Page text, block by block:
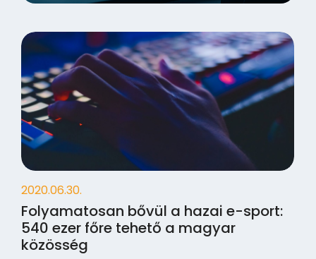
2020.06.30.
Folyamatosan bővül a hazai e-sport:
540 ezer főre tehető a magyar
közösség